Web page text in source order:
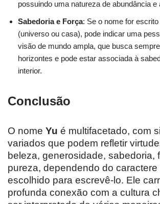
possuindo uma natureza de abundância e
Sabedoria e Força: Se o nome for
(universo ou casa), pode indicar uma
visão de mundo ampla, que busca
horizontes e pode estar associada à
interior.
Conclusão
O nome Yu é multifacetado, com
variados que podem refletir
beleza, generosidade, sabedoria,
pureza, dependendo do caractere
escolhido para escrevê-lo. Ele
profunda conexão com a cultura